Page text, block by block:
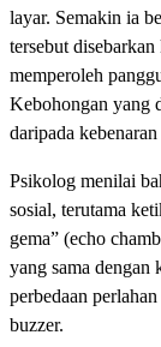
layar. Semakin ia
tersebut
memperoleh
Kebohongan yang
daripada
Psikolog menilai
sosial, terutama
gema” (echo
yang sama dengan
perbedaan
buzzer.